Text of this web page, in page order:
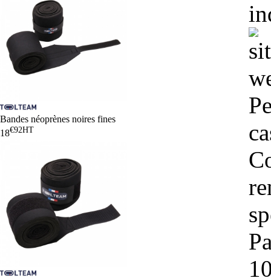
Bandes néoprènes noires fines
18€92HT